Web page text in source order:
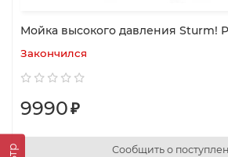
Мойка высокого давления Sturm!
Закончился
9990₽
Сообщить о